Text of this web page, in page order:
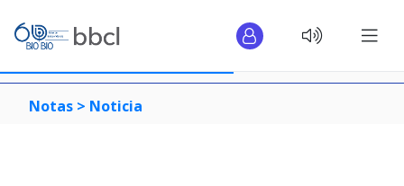
Notas > Noticia